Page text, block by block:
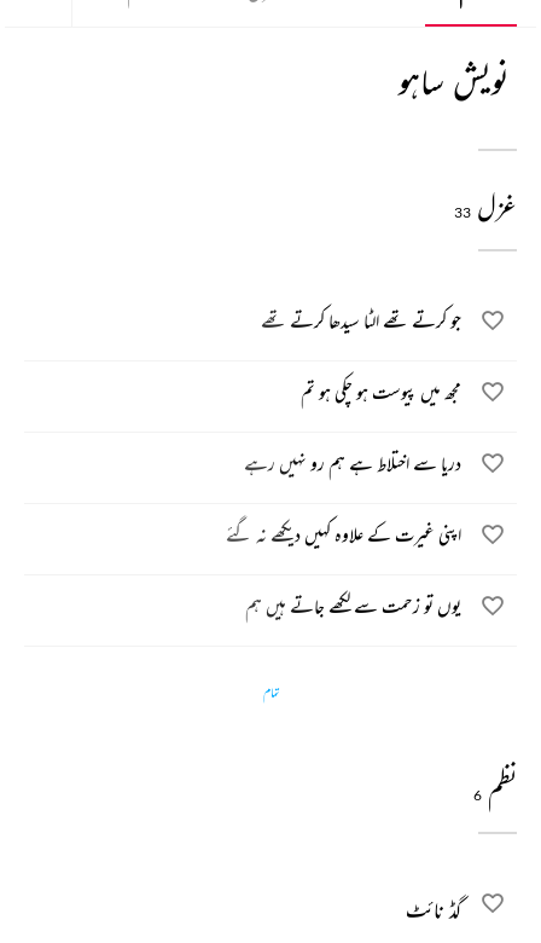
نویش ساہو
غزل 33
جو کرتے تھے الٹا سیدھا کرتے تھے
مجھ میں پیوست ہو چکی ہو تم
دریا سے اختلاط ہے ہم رو نہیں رہے
اپنی غیرت کے علاوہ کہیں دیکھے نہ گئے
یوں تو زحمت سے لکھے جاتے ہیں ہم
تمام
نظم 6
گڈ نائٹ